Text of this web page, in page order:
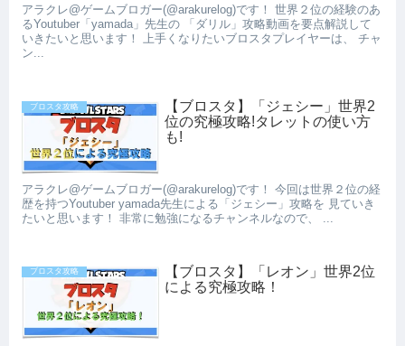
アラクレ@ゲームブロガー(@arakurelog)です！ 世界２位の経験のあ
るYoutuber「yamada」先生の 「ダリル」攻略動画を要点解説して
いきたいと思います！ 上手くなりたいブロスタプレイヤーは、 チャ
ン...
ブロスタ攻略
【ブロスタ】「ジェシー」世界2
位の究極攻略!タレットの使い方
も!
アラクレ@ゲームブロガー(@arakurelog)です！ 今回は世界２位の経
歴を持つYoutuber yamada先生による「ジェシー」攻略を 見ていき
たいと思います！ 非常に勉強になるチャンネルなので、 ...
ブロスタ攻略
【ブロスタ】「レオン」世界2位
による究極攻略！